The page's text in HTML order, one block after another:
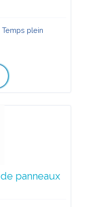
Temps plein
panneaux